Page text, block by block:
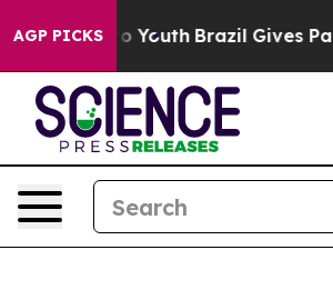
AGP PICKS
to Youth Brazil Gives Parents